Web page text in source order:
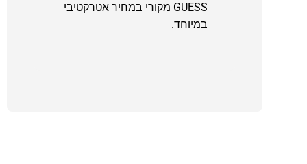
GUESS מקורי במחיר אטרקטיבי
במיוחד.